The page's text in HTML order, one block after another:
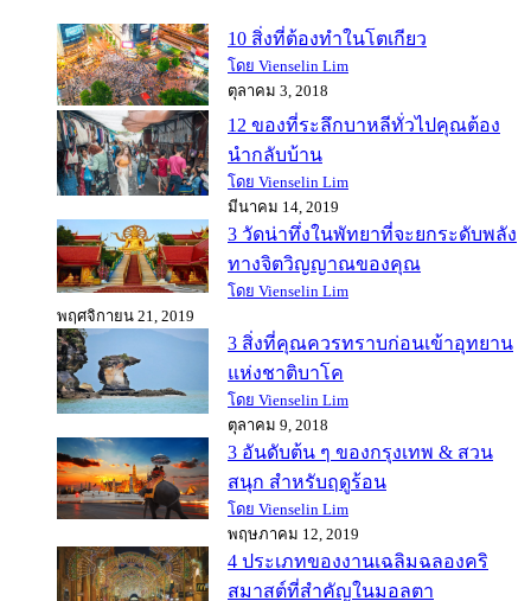
10 สิ่งที่ต้องทำในโตเกียว
โดย Vienselin Lim
ตุลาคม 3, 2018
12 ของที่ระลึกบาหลีทั่วไปคุณต้อง
นำกลับบ้าน
โดย Vienselin Lim
มีนาคม 14, 2019
3 วัดน่าทึ่งในพัทยาที่จะยกระดับพลัง
ทางจิตวิญญาณของคุณ
โดย Vienselin Lim
พฤศจิกายน 21, 2019
3 สิ่งที่คุณควรทราบก่อนเข้าอุทยาน
แห่งชาติบาโค
โดย Vienselin Lim
ตุลาคม 9, 2018
3 อันดับต้น ๆ ของกรุงเทพ & สวน
สนุก สำหรับฤดูร้อน
โดย Vienselin Lim
พฤษภาคม 12, 2019
4 ประเภทของงานเฉลิมฉลองคริ
สมาสต์ที่สำคัญในมอลตา